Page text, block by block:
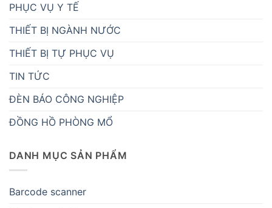
PHỤC VỤ Y TẾ
THIẾT BỊ NGÀNH NƯỚC
THIẾT BỊ TỰ PHỤC VỤ
TIN TỨC
ĐÈN BÁO CÔNG NGHIỆP
ĐỒNG HỒ PHÒNG MỔ
DANH MỤC SẢN PHẨM
Barcode scanner